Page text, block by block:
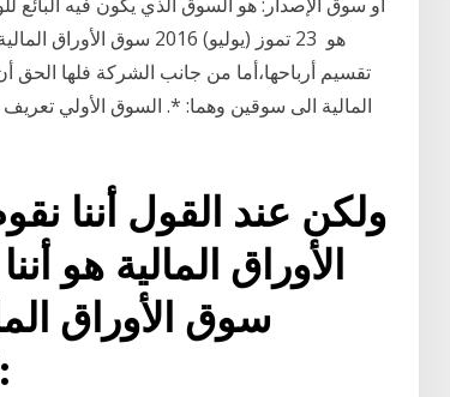
هو 23 تموز (يوليو) 2016
تقسيم أرباحها،أما من جانب الشركة فلها الحق
المالية الى سوقين وهما: *. السوق الأولي تعريف
ولكن عند القول أننا
الأوراق المالية هو
سوق الأوراق
الأسهم والسوق الالكتروني: